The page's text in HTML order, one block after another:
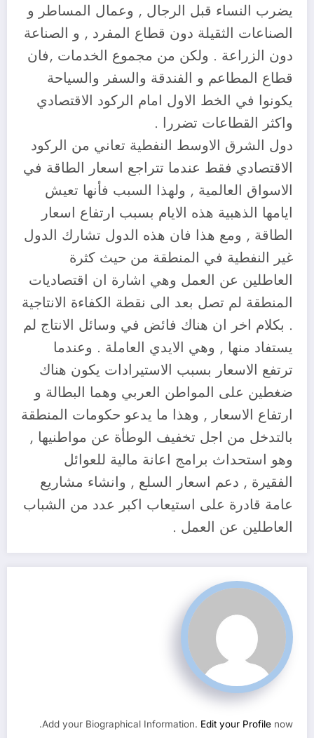
يضرب النساء قبل الرجال , وعمال المساطر و
الصناعات الثقيلة دون قطاع المفرد , و الصناعة
دون الزراعة . ولكن من مجموع الخدمات ,فان
قطاع المطاعم و الفندقة والسفر والسياحة
يكونوا في الخط الاول امام الركود الاقتصادي
واكثر القطاعات تضررا .
دول الشرق الاوسط النفطية تعاني من الركود
الاقتصادي فقط عندما تتراجع اسعار الطاقة في
الاسواق العالمية , ولهذا السبب فأنها تعيش
ايامها الذهبية هذه الايام بسبب ارتفاع اسعار
الطاقة , ومع هذا فان هذه الدول تشارك الدول
غير النفطية في المنطقة من حيث كثرة
العاطلين عن العمل وهي اشارة ان اقتصاديات
المنطقة لم تصل بعد الى نقطة الكفاءة الانتاجية
. بكلام اخر ان هناك فائض في وسائل الانتاج لم
يستفاد منها , وهي الايدي العاملة . وعندما
ترتفع الاسعار بسبب الاستيرادات يكون هناك
ضغطين على المواطن العربي وهما البطالة و
ارتفاع الاسعار , وهذا ما يدعو حكومات المنطقة
بالتدخل من اجل تخفيف الوطأة عن مواطنيها ,
وهو استحداث برامج اعانة مالية للعوائل
الفقيرة , دعم اسعار السلع , وانشاء مشاريع
عامة قادرة على استيعاب اكبر عدد من الشباب
العاطلين عن العمل .
Add your Biographical Information. Edit your Profile now.